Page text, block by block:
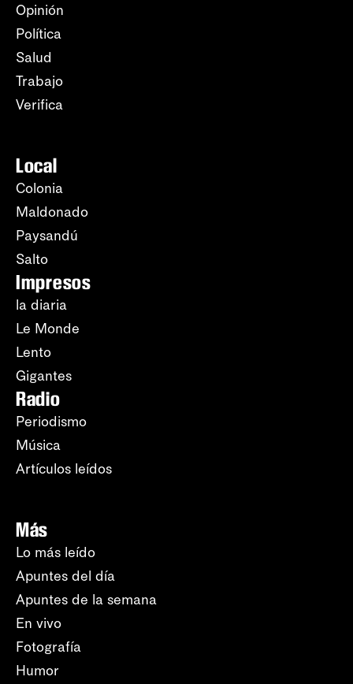
Opinión
Política
Salud
Trabajo
Verifica
Local
Colonia
Maldonado
Paysandú
Salto
Impresos
la diaria
Le Monde
Lento
Gigantes
Radio
Periodismo
Música
Artículos leídos
Más
Lo más leído
Apuntes del día
Apuntes de la semana
En vivo
Fotografía
Humor